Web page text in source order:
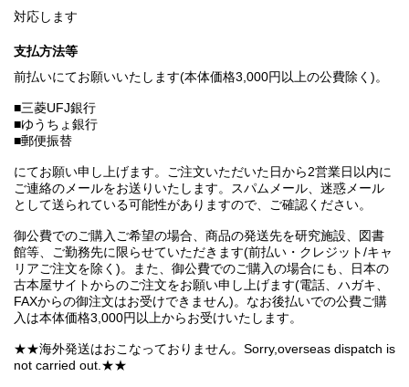
対応します
支払方法等
前払いにてお願いいたします(本体価格3,000円以上の公費除く)。
■三菱UFJ銀行
■ゆうちょ銀行
■郵便振替
にてお願い申し上げます。ご注文いただいた日から2営業日以内に
ご連絡のメールをお送りいたします。スパムメール、迷惑メール
として送られている可能性がありますので、ご確認ください。
御公費でのご購入ご希望の場合、商品の発送先を研究施設、図書
館等、ご勤務先に限らせていただきます(前払い・クレジット/キャ
リアご注文を除く)。また、御公費でのご購入の場合にも、日本の
古本屋サイトからのご注文をお願い申し上げます(電話、ハガキ、
FAXからの御注文はお受けできません)。なお後払いでの公費ご購
入は本体価格3,000円以上からお受けいたします。
★★海外発送はおこなっておりません。Sorry,overseas dispatch is
not carried out.★★